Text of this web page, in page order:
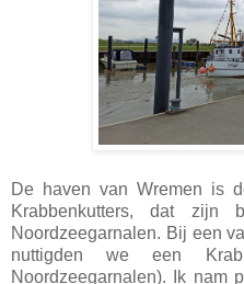
De haven van Wremen is
Krabbenkutters, dat zijn
Noordzeegarnalen. Bij een
nuttigden we een
Noordzeegarnalen). Ik nam